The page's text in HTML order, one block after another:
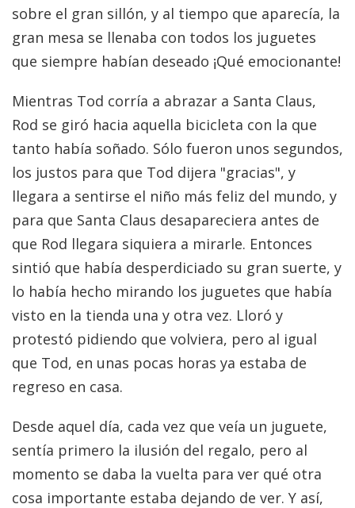
sobre el gran sillón, y al tiempo que aparecía, la
gran mesa se llenaba con todos los juguetes
que siempre habían deseado ¡Qué emocionante!
Mientras Tod corría a abrazar a Santa Claus,
Rod se giró hacia aquella bicicleta con la que
tanto había soñado. Sólo fueron unos segundos,
los justos para que Tod dijera "gracias", y
llegara a sentirse el niño más feliz del mundo, y
para que Santa Claus desapareciera antes de
que Rod llegara siquiera a mirarle. Entonces
sintió que había desperdiciado su gran suerte, y
lo había hecho mirando los juguetes que había
visto en la tienda una y otra vez. Lloró y
protestó pidiendo que volviera, pero al igual
que Tod, en unas pocas horas ya estaba de
regreso en casa.
Desde aquel día, cada vez que veía un juguete,
sentía primero la ilusión del regalo, pero al
momento se daba la vuelta para ver qué otra
cosa importante estaba dejando de ver. Y así,